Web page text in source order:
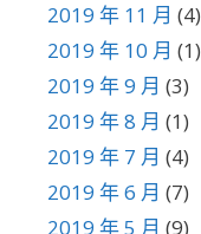
2019 年 11 月 (4)
2019 年 10 月 (1)
2019 年 9 月 (3)
2019 年 8 月 (1)
2019 年 7 月 (4)
2019 年 6 月 (7)
2019 年 5 月 (9)